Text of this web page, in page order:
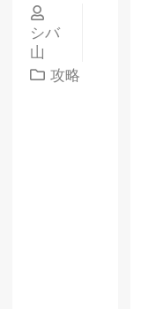
シバ
山
攻略